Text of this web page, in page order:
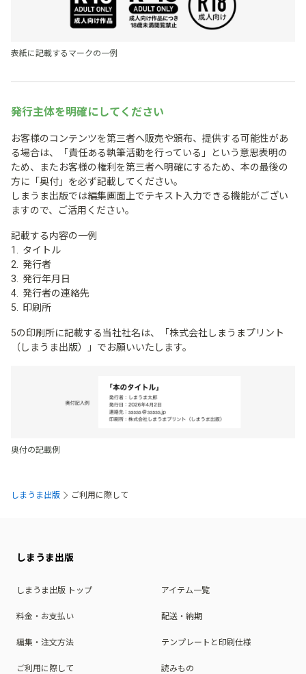
表紙に記載するマークの一例
発行主体を明確にしてください
お客様のコンテンツを第三者へ販売や頒布、提供する可能性があ
る場合は、「責任ある執筆活動を行っている」という意思表明の
ため、またお客様の権利を第三者へ明確にするため、本の最後の
方に「奥付」を必ず記載してください。
しまうま出版では編集画面上でテキスト入力できる機能がござい
ますので、ご活用ください。
記載する内容の一例
タイトル
発行者
発行年月日
発行者の連絡先
印刷所
5の印刷所に記載する当社社名は、「株式会社しまうまプリント
（しまうま出版）」でお願いいたします。
奥付の記載例
しまうま出版 ご利用に際して
しまうま出版
しまうま出版 トップ アイテム一覧
料金・お支払い 配送・納期
編集・注文方法 テンプレートと印刷仕様
ご利用に際して 読みもの